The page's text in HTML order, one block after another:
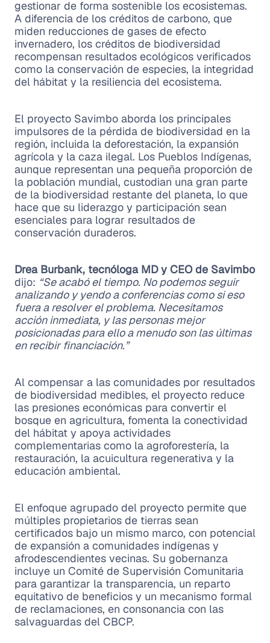
gestionar de forma sostenible los ecosistemas.
A diferencia de los créditos de carbono, que
miden reducciones de gases de efecto
invernadero, los créditos de biodiversidad
recompensan resultados ecológicos verificados
como la conservación de especies, la integridad
del hábitat y la resiliencia del ecosistema.
El proyecto Savimbo aborda los principales
impulsores de la pérdida de biodiversidad en la
región, incluida la deforestación, la expansión
agrícola y la caza ilegal. Los Pueblos Indígenas,
aunque representan una pequeña proporción de
la población mundial, custodian una gran parte
de la biodiversidad restante del planeta, lo que
hace que su liderazgo y participación sean
esenciales para lograr resultados de
conservación duraderos.
Drea Burbank, tecnóloga MD y CEO de Savimbo
dijo: “Se acabó el tiempo. No podemos seguir
analizando y yendo a conferencias como si eso
fuera a resolver el problema. Necesitamos
acción inmediata, y las personas mejor
posicionadas para ello a menudo son las últimas
en recibir financiación.”
Al compensar a las comunidades por resultados
de biodiversidad medibles, el proyecto reduce
las presiones económicas para convertir el
bosque en agricultura, fomenta la conectividad
del hábitat y apoya actividades
complementarias como la agroforestería, la
restauración, la acuicultura regenerativa y la
educación ambiental.
El enfoque agrupado del proyecto permite que
múltiples propietarios de tierras sean
certificados bajo un mismo marco, con potencial
de expansión a comunidades indígenas y
afrodescendientes vecinas. Su gobernanza
incluye un Comité de Supervisión Comunitaria
para garantizar la transparencia, un reparto
equitativo de beneficios y un mecanismo formal
de reclamaciones, en consonancia con las
salvaguardas del CBCP.